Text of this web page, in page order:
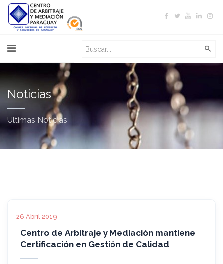
Noticias
Ultimas Noticias
26 Abril 2019
Centro de Arbitraje y Mediación mantiene
Certificación en Gestión de Calidad